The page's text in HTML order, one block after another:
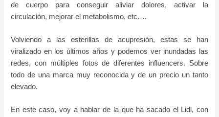
de cuerpo para conseguir aliviar dolores, activar la
circulación, mejorar el metabolismo, etc….
Volviendo a las esterillas de acupresión, estas se han
viralizado en los últimos años y podemos ver inundadas las
redes, con múltiples fotos de diferentes influencers. Sobre
todo de una marca muy reconocida y de un precio un tanto
elevado.
En este caso, voy a hablar de la que ha sacado el Lidl, con